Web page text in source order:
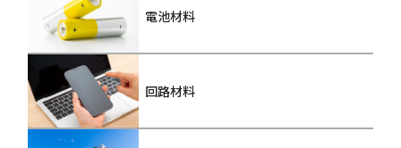
電池材料
回路材料